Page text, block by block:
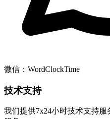
微信：WordClockTime
技术支持
我们提供7x24小时技术支持